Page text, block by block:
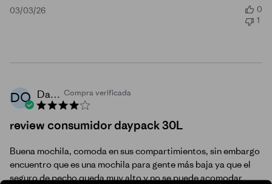
Fecha
03/03/26
0
1
DO David O. Compra verificada
review consumidor daypack 30L
Buena mochila, comoda en sus compartimientos, sin embargo
encuentro que es una mochila para gente más baja ya que el
seguro de pecho queda muy alto y no se puede acomodar